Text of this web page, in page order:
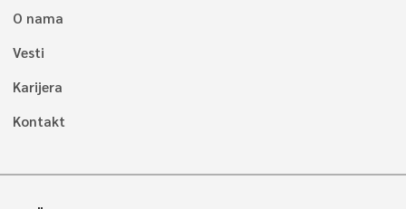
O nama
Vesti
Karijera
Kontakt